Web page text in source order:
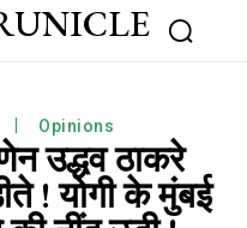
Opinions
उद्धव ठाकरे
! योगी के मुंबई